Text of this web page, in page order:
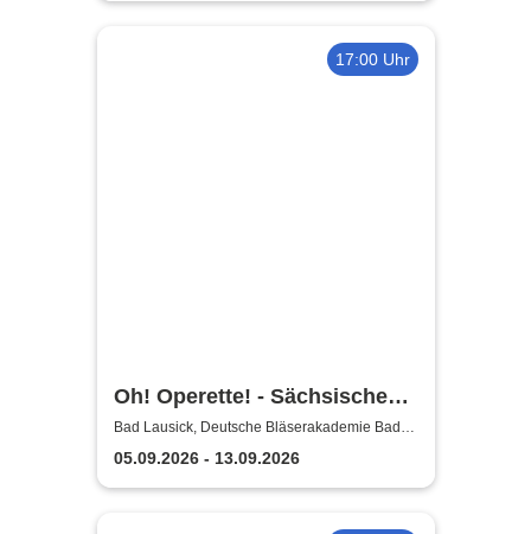
17:00 Uhr
Oh! Operette! - Sächsische
Bläserphilharmonie
Bad Lausick, Deutsche Bläserakademie Bad
Lausick
05.09.2026 - 13.09.2026